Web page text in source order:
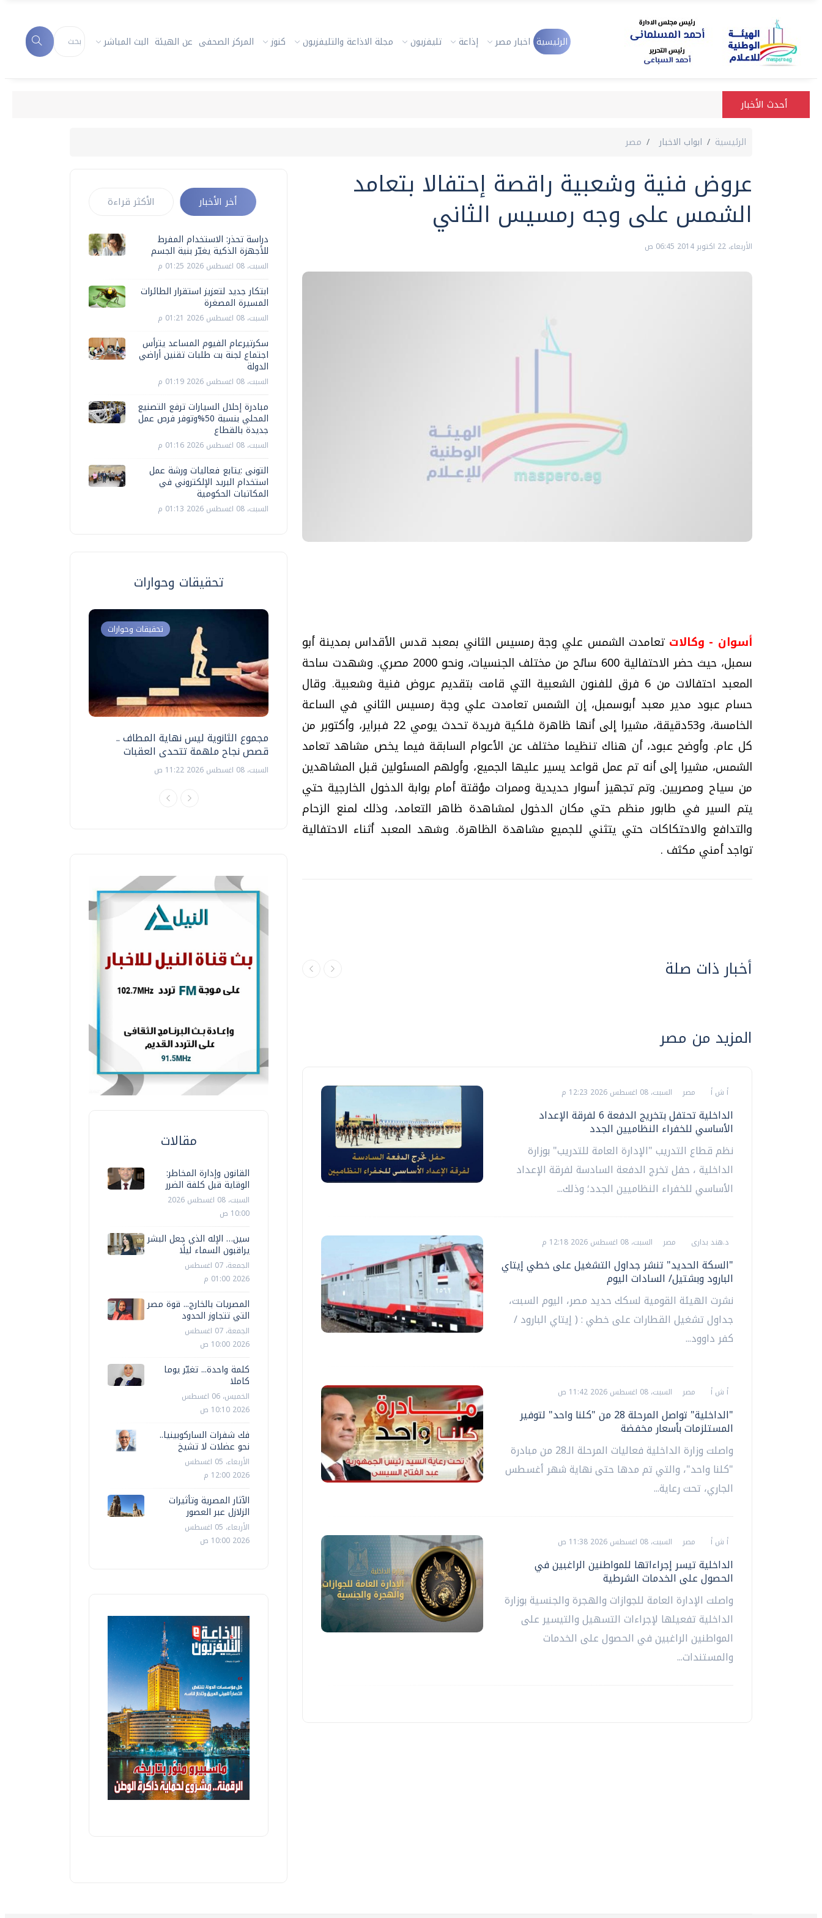
الرئيسية اخبار مصر إذاعة تليفزيون مجلة الاذاعة والتليفزيون كنوز المركز الصحفى عن الهيئة البث المباشر
أحدث الأخبار
الرئيسية ابواب الاخبار مصر
عروض فنية وشعبية راقصة إحتفالا بتعامد
الشمس على وجه رمسيس الثاني
الأربعاء، 22 اكتوبر 2014 06:45 ص
أسوان - وكالات تعامدت الشمس علي وجة رمسيس الثاني بمعبد قدس الأقداس بمدينة أبو
سمبل، حيث حضر الاحتفالية 600 سائح من مختلف الجنسيات، ونحو 2000 مصري. وشهدت ساحة
المعبد احتفالات من 6 فرق للفنون الشعبية التي قامت بتقديم عروض فنية وشعبية. وقال
حسام عبود مدير معبد أبوسمبل، إن الشمس تعامدت علي وجة رمسيس الثاني في الساعة
الخامسة، و53دقيقة، مشيرا إلى أنها ظاهرة فلكية فريدة تحدث يومي 22 فبراير، وأكتوبر من
كل عام. وأوضح عبود، أن هناك تنظيما مختلف عن الأعوام السابقة فيما يخص مشاهد تعامد
الشمس، مشيرا إلى أنه تم عمل قواعد يسير عليها الجميع، وأولهم المسئولين قبل المشاهدين
من سياح ومصريين. وتم تجهيز أسوار حديدية وممرات مؤقتة أمام بوابة الدخول الخارجية حتي
يتم السير في طابور منظم حتي مكان الدخول لمشاهدة ظاهر التعامد، وذلك لمنع الزحام
والتدافع والاحتكاكات حتي يتثني للجميع مشاهدة الظاهرة. وشهد المعبد أثناء الاحتفالية
تواجد أمني مكثف .
أخبار ذات صلة
المزيد من مصر
أ ش أ مصر السبت، 08 اغسطس 2026 12:23 م
الداخلية تحتفل بتخريج الدفعة 6 لفرقة الإعداد
الأساسي للخفراء النظاميين الجدد
نظم قطاع التدريب "الإدارة العامة للتدريب" بوزارة
الداخلية ، حفل تخرج الدفعة السادسة لفرقة الإعداد
الأساسي للخفراء النظاميين الجدد؛ وذلك...
د.هند بدارى مصر السبت، 08 اغسطس 2026 12:18 م
"السكة الحديد" تنشر جداول التشغيل على خطي إيتاي
البارود وبشتيل/ السادات اليوم
نشرت الهيئة القومية لسكك حديد مصر، اليوم السبت،
جداول تشغيل القطارات على خطي : ( إيتاي البارود /
كفر داوود...
أ ش أ مصر السبت، 08 اغسطس 2026 11:42 ص
"الداخلية" تواصل المرحلة 28 من "كلنا واحد" لتوفير
المستلزمات بأسعار مخفضة
واصلت وزارة الداخلية فعاليات المرحلة الـ28 من مبادرة
"كلنا واحد"، والتي تم مدها حتى نهاية شهر أغسطس
الجاري، تحت رعاية...
أ ش أ مصر السبت، 08 اغسطس 2026 11:38 ص
الداخلية تيسر إجراءاتها للمواطنين الراغبين في
الحصول على الخدمات الشرطية
واصلت الإدارة العامة للجوازات والهجرة والجنسية بوزارة
الداخلية تفعيلها لإجراءات التسهيل والتيسير على
المواطنين الراغبين في الحصول على الخدمات
والمستندات...
أخر الأخبار الأكثر قراءة
دراسة تحذر: الاستخدام المفرط
للأجهزة الذكية يغيّر بنية الجسم
السبت، 08 اغسطس 2026 01:25 م
ابتكار جديد لتعزيز استقرار الطائرات
المسيرة المصغرة
السبت، 08 اغسطس 2026 01:21 م
سكرتيرعام الفيوم المساعد يترأس
اجتماع لجنة بت طلبات تقنين أراضي
الدولة
السبت، 08 اغسطس 2026 01:19 م
مبادرة إحلال السيارات ترفع التصنيع
المحلي بنسبة 50%وتوفر فرص عمل
جديدة بالقطاع
السبت، 08 اغسطس 2026 01:16 م
التونى :يتابع فعاليات ورشة عمل
استخدام البريد الإلكتروني في
المكاتبات الحكومية
السبت، 08 اغسطس 2026 01:13 م
تحقيقات وحوارات
تحقيقات وحوارات
مجموع الثانوية ليس نهاية المطاف ..
قصص نجاح ملهمة تتحدى العقبات
السبت، 08 اغسطس 2026 11:22 ص
بعد إشعارات "جوجل" .. هل يمكن التنبوء
بالزلازل وكيف نتعامل معها؟
الثلاثاء، 04 اغسطس 2026 04:04 م
دليلك للتنسيق الجامعي .. تساؤلات
وإجابات
السبت، 01 اغسطس 2026 10:25 ص
فيديو.. الإعلام الرقمي.. تقنيات واعدة
وتحديات هائلة
مقالات
القانون وإدارة المخاطر:
الوقاية قبل كلفة الضرر
السبت، 08 اغسطس 2026
10:00 ص
سين… الإله الذي جعل البشر
يراقبون السماء ليلًا
الجمعة، 07 اغسطس
2026 01:00 م
المصريات بالخارج... قوة مصر
التي تتجاوز الحدود
الجمعة، 07 اغسطس
2026 10:00 ص
كلمة واحدة... تغيّر يوما
كاملا
الخميس، 06 اغسطس
2026 10:10 ص
فك شفرات الساركوبينيا..
نحو عضلات لا تشيخ
الأربعاء، 05 اغسطس
2026 12:00 م
الآثار المصرية وتأثيرات
الزلازل عبر العصور
الأربعاء، 05 اغسطس
2026 10:00 ص